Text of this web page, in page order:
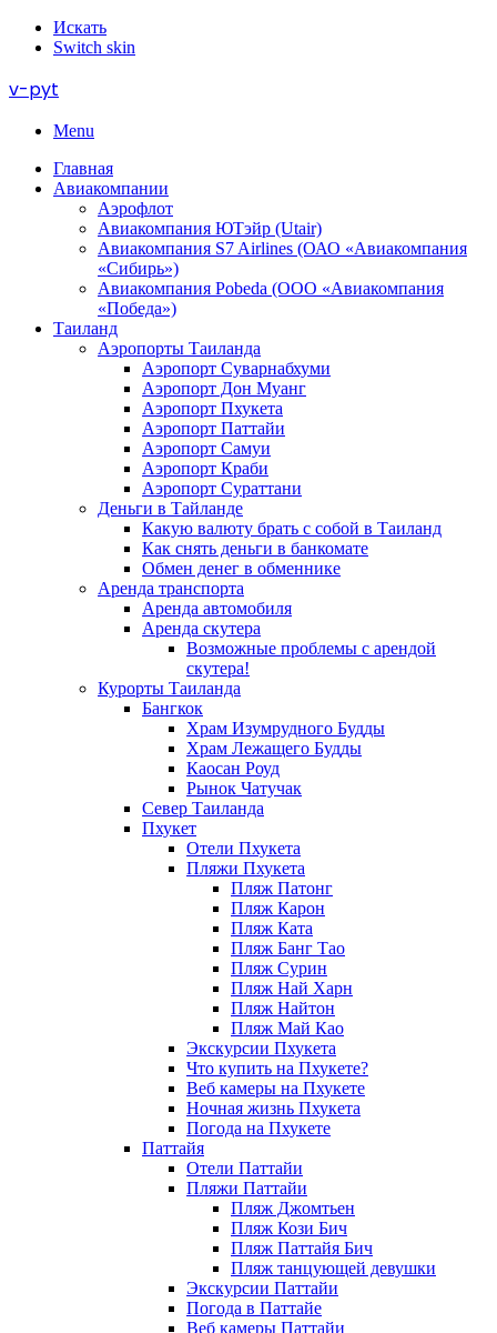
Искать
Switch skin
v-pyt
Menu
Главная
Авиакомпании
Аэрофлот
Авиакомпания ЮТэйр (Utair)
Авиакомпания S7 Airlines (ОАО «Авиакомпания
«Сибирь»)
Авиакомпания Pobeda (ООО «Авиакомпания
«Победа»)
Таиланд
Аэропорты Таиланда
Аэропорт Суварнабхуми
Аэропорт Дон Муанг
Аэропорт Пхукета
Аэропорт Паттайи
Аэропорт Самуи
Аэропорт Краби
Аэропорт Сураттани
Деньги в Тайланде
Какую валюту брать с собой в Таиланд
Как снять деньги в банкомате
Обмен денег в обменнике
Аренда транспорта
Аренда автомобиля
Аренда скутера
Возможные проблемы с арендой
скутера!
Курорты Таиланда
Бангкок
Храм Изумрудного Будды
Храм Лежащего Будды
Каосан Роуд
Рынок Чатучак
Север Таиланда
Пхукет
Отели Пхукета
Пляжи Пхукета
Пляж Патонг
Пляж Карон
Пляж Ката
Пляж Банг Тао
Пляж Сурин
Пляж Най Харн
Пляж Найтон
Пляж Май Као
Экскурсии Пхукета
Что купить на Пхукете?
Веб камеры на Пхукете
Ночная жизнь Пхукета
Погода на Пхукете
Паттайя
Отели Паттайи
Пляжи Паттайи
Пляж Джомтьен
Пляж Кози Бич
Пляж Паттайя Бич
Пляж танцующей девушки
Экскурсии Паттайи
Погода в Паттайе
Веб камеры Паттайи